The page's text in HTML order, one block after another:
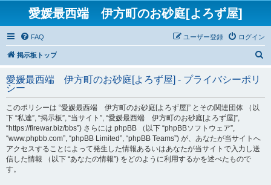
愛媛最西端 伊方町のお砂庭[よろず屋]
FAQ ログイン
ユーザー登録
掲示板トップ
愛媛最西端 伊方町のお砂庭[よろず屋] - プライバシーポリ
シー
このポリシーは “愛媛最西端 伊方町のお砂庭[よろず屋]” とその関連団体 （以
下 “私達”, “掲示板”, “当サイト”, “愛媛最西端 伊方町のお砂庭[よろず屋]”,
“https://firewar.biz/bbs”) さらには phpBB （以下 “phpBBソフトウェア”,
“www.phpbb.com”, “phpBB Limited”, “phpBB Teams”) が、あなたが当サイトへ
アクセスすることによって発生した情報あるいはあなたが当サイトで入力し送
信した情報 （以下 “あなたの情報”) をどのように利用するかを述べたもので
す。